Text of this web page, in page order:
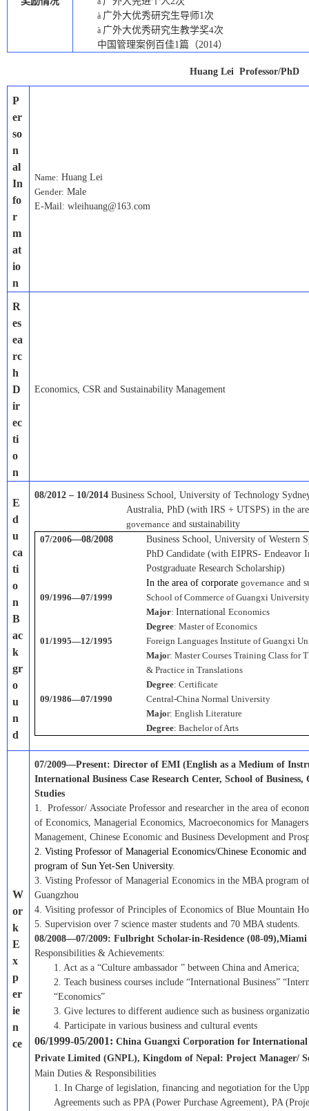
à 广外大优秀研究生导师1次
à 广外大优秀研究生教学奖4次
中国管理案例百佳1篇（2014）
Huang Lei Professor/PhD
P
er
so
n
al
In
fo
r
m
at
io
n
Name: Huang Lei
Gender: Male
E-Mail: wleihuang@163.com
R
es
ea
rc
h
D
ir
ec
ti
o
n
Economics, CSR and Sustainability Management
E
d
u
ca
ti
o
n
B
ac
k
gr
o
u
n
d
08/2012 – 10/2014 Business School, University of Technology
Australia, PhD (with IRS + UTSPS) in the
governance and sustainability
07/2006—08/2008
Business School, University of Western
PhD Candidate (with EIPRS- Endeavor
Postgraduate Research Scholarship)
In the area of corporate governance and
09/1996—07/1999
School of Commerce of Guangxi University
Major: International Economics
Degree: Master of Economics
01/1995—12/1995
Foreign Languages Institute of Guangxi
Major: Master Courses Training Class for
& Practice in Translations
Degree: Certificate
09/1986—07/1990
Central-China Normal University
Major: English Literature
Degree: Bachelor of Arts
W
or
k
E
x
p
er
ie
n
ce
07/2009—Present: Director of EMI (English as a Medium of
International Business Case Research Center, School of Business,
Studies
1. Professor/ Associate Professor and researcher in the area of
of Economics, Managerial Economics, Macroeconomics for
Management, Chinese Economic and Business Development and
2. Visting Professor of Managerial Economics/Chinese Economic
program of Sun Yet-Sen University.
3. Visting Professor of Managerial Economics in the MBA program
Guangzhou
4. Visiting professor of Principles of Economics of Blue Mountain
5. Supervision over 7 science master students and 70 MBA students.
08/2008—07/2009: Fulbright Scholar-in-Residence (08-09),Miami
Responsibilities & Achievements:
1. Act as a “Culture ambassador ” between China and America;
2. Teach business courses include “International Business”
“Economics”
3. Give lectures to different audience such as business
4. Participate in various business and cultural events
06/1999-05/2001: China Guangxi Corporation for International
Private Limited (GNPL), Kingdom of Nepal: Project Manager/
Main Duties & Responsibilities
1. In Charge of legislation, financing and negotiation for the
Agreements such as PPA (Power Purchase Agreement), PA